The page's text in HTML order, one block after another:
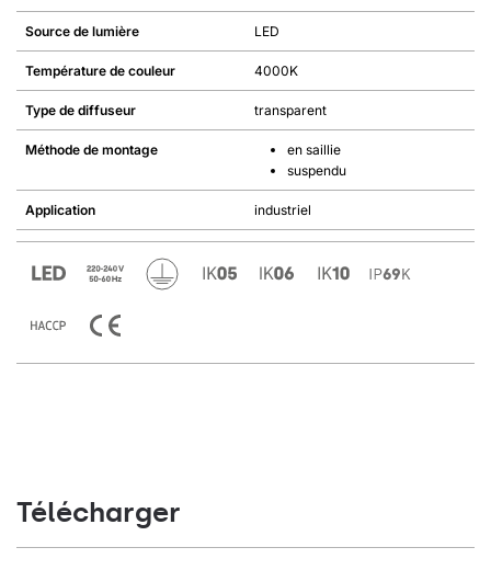
Source de lumière LED
Température de couleur 4000K
Type de diffuseur transparent
Méthode de montage
en saillie
suspendu
Application industriel
Télécharger